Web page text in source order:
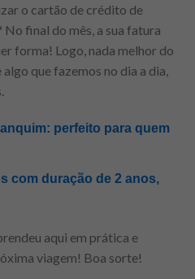
o cartão de crédito de
final do mês, a sua fatura
forma! Logo, nada melhor do
que fazemos no dia a dia,
perfeito para quem
com duração de 2 anos,
aqui em prática e
viagem! Boa sorte!